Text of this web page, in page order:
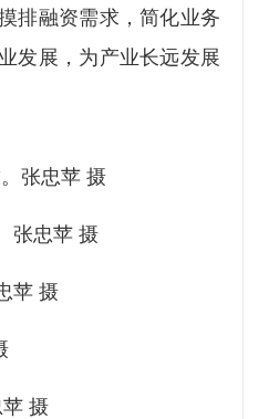
排融资需求，简化业务
发展，为产业长远发展
张忠苹 摄
张忠苹 摄
苹 摄
摄